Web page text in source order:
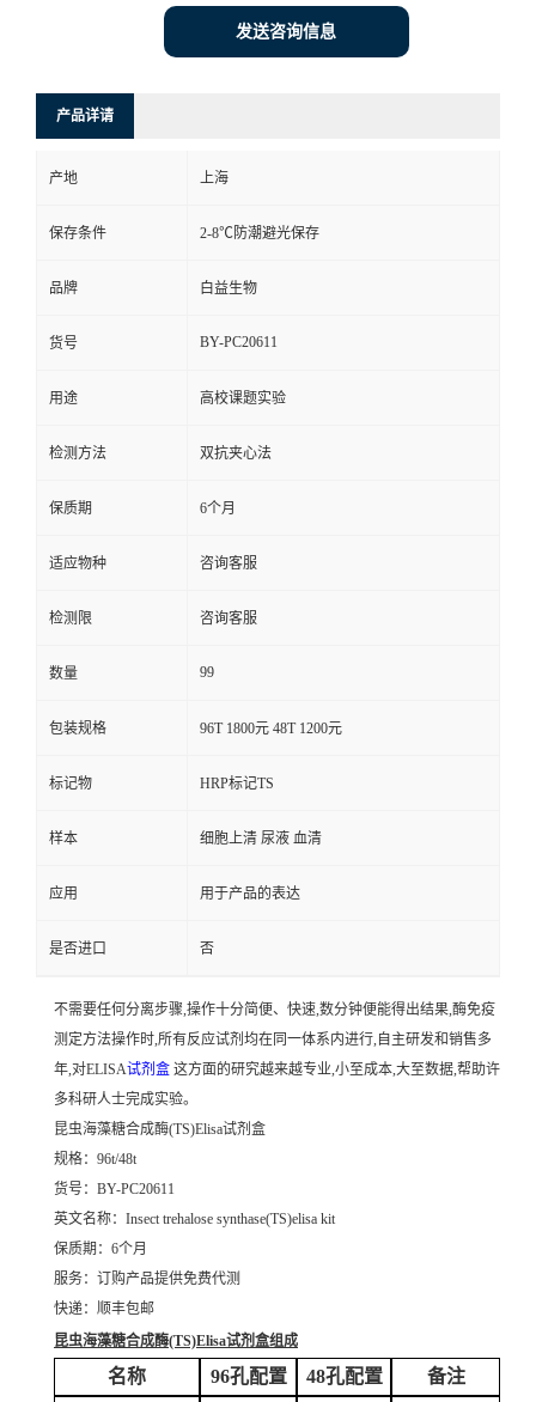
发送咨询信息
产品详请
产地 上海
保存条件 2-8℃防潮避光保存
品牌 白益生物
货号 BY-PC20611
用途 高校课题实验
检测方法 双抗夹心法
保质期 6个月
适应物种 咨询客服
检测限 咨询客服
数量 99
包装规格 96T 1800元 48T 1200元
标记物 HRP标记TS
样本 细胞上清 尿液 血清
应用 用于产品的表达
是否进口 否
不需要任何分离步骤,操作十分简便、快速,数分钟便能得出结果,酶免疫
测定方法操作时,所有反应试剂均在同一体系内进行,自主研发和销售多
年,对ELISA试剂盒 这方面的研究越来越专业,小至成本,大至数据,帮助许
多科研人士完成实验。
昆虫海藻糖合成酶(TS)Elisa试剂盒
规格：96t/48t
货号：BY-PC20611
英文名称： Insect trehalose synthase(TS)elisa kit
保质期：6个月
服务：订购产品提供免费代测
快递：顺丰包邮
昆虫海藻糖合成酶(TS)Elisa试剂盒组成
名称 96孔配置 48孔配置 备注